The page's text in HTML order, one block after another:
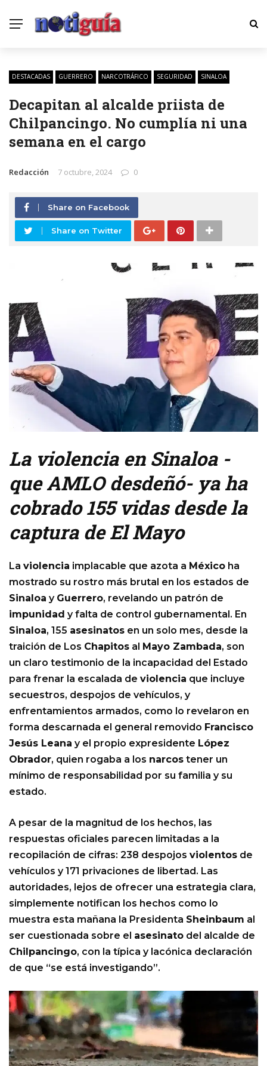
DESTACADAS GUERRERO NARCOTRÁFICO SEGURIDAD SINALOA
Decapitan al alcalde priista de
Chilpancingo. No cumplía ni una
semana en el cargo
Redacción 7 octubre, 2024 0
Share on Facebook
Share on Twitter
La violencia en Sinaloa -
que AMLO desdeñó- ya ha
cobrado 155 vidas desde la
captura de El Mayo
La violencia implacable que azota a México ha
mostrado su rostro más brutal en los estados de
Sinaloa y Guerrero, revelando un patrón de
impunidad y falta de control gubernamental. En
Sinaloa, 155 asesinatos en un solo mes, desde la
traición de Los Chapitos al Mayo Zambada, son
un claro testimonio de la incapacidad del Estado
para frenar la escalada de violencia que incluye
secuestros, despojos de vehículos, y
enfrentamientos armados, como lo revelaron en
forma descarnada el general removido Francisco
Jesús Leana y el propio expresidente López
Obrador, quien rogaba a los narcos tener un
mínimo de responsabilidad por su familia y su
estado.
A pesar de la magnitud de los hechos, las
respuestas oficiales parecen limitadas a la
recopilación de cifras: 238 despojos violentos de
vehículos y 171 privaciones de libertad. Las
autoridades, lejos de ofrecer una estrategia clara,
simplemente notifican los hechos como lo
muestra esta mañana la Presidenta Sheinbaum al
ser cuestionada sobre el asesinato del alcalde de
Chilpancingo, con la típica y lacónica declaración
de que “se está investigando”.